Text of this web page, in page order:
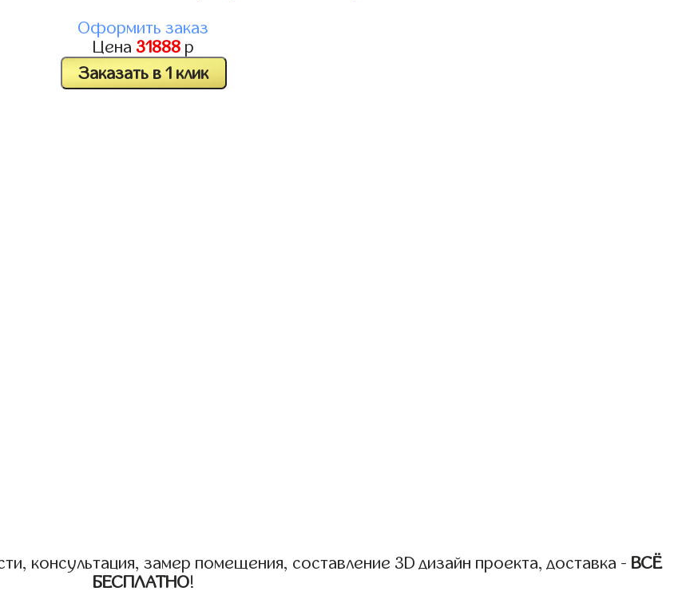
Оформить заказ
Цена 31888 р
Заказать в 1 клик
консультация, замер помещения, составление 3D дизайн проекта, доставка - ВСЁ
БЕСПЛАТНО!